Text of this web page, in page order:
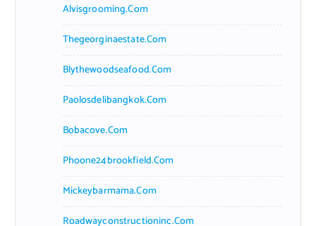
Alvisgrooming.com
Thegeorginaestate.com
Blythewoodseafood.com
Paolosdelibangkok.com
Bobacove.com
Phoone24brookfield.com
Mickeybarmama.com
Roadwayconstructioninc.com